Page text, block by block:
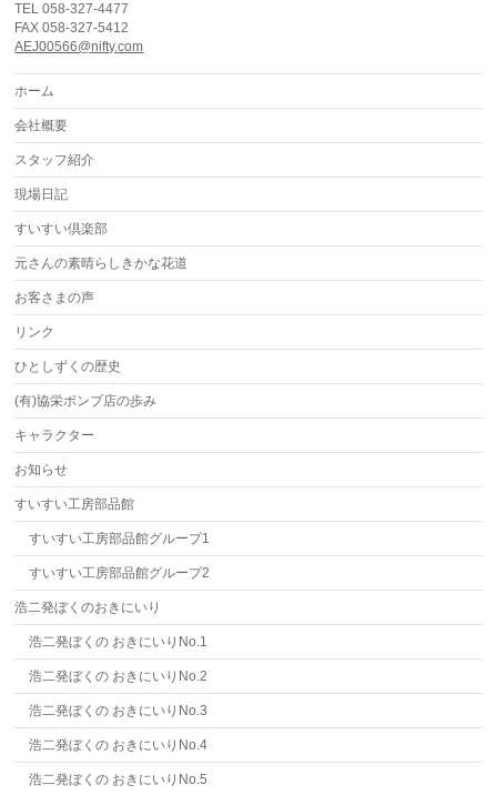
TEL 058-327-4477
FAX 058-327-5412
AEJ00566@nifty.com
ホーム
会社概要
スタッフ紹介
現場日記
すいすい倶楽部
元さんの素晴らしきかな花道
お客さまの声
リンク
ひとしずくの歴史
(有)協栄ポンプ店の歩み
キャラクター
お知らせ
すいすい工房部品館
すいすい工房部品館グループ1
すいすい工房部品館グループ2
浩二発ぼくのおきにいり
浩二発ぼくの おきにいりNo.1
浩二発ぼくの おきにいりNo.2
浩二発ぼくの おきにいりNo.3
浩二発ぼくの おきにいりNo.4
浩二発ぼくの おきにいりNo.5